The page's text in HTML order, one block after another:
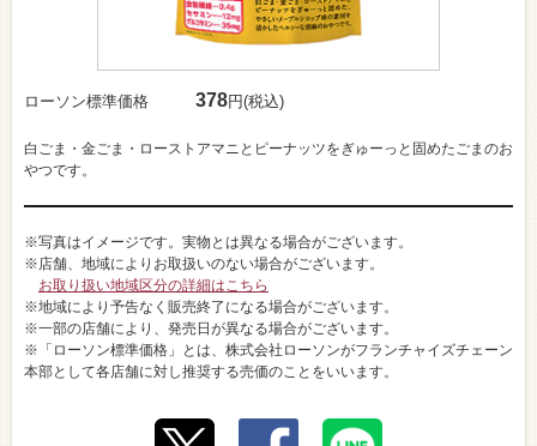
ローソン標準価格 378円(税込)
白ごま・金ごま・ローストアマニとピーナッツをぎゅーっと固めたごまのお
やつです。
※写真はイメージです。実物とは異なる場合がございます。
※店舗、地域によりお取扱いのない場合がございます。
お取り扱い地域区分の詳細はこちら
※地域により予告なく販売終了になる場合がございます。
※一部の店舗により、発売日が異なる場合がございます。
※「ローソン標準価格」とは、株式会社ローソンがフランチャイズチェーン
本部として各店舗に対し推奨する売価のことをいいます。